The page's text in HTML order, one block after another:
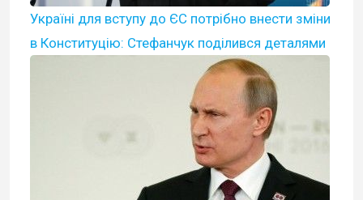
Україні для вступу до ЄС потрібно внести зміни
в Конституцію: Стефанчук поділився деталями